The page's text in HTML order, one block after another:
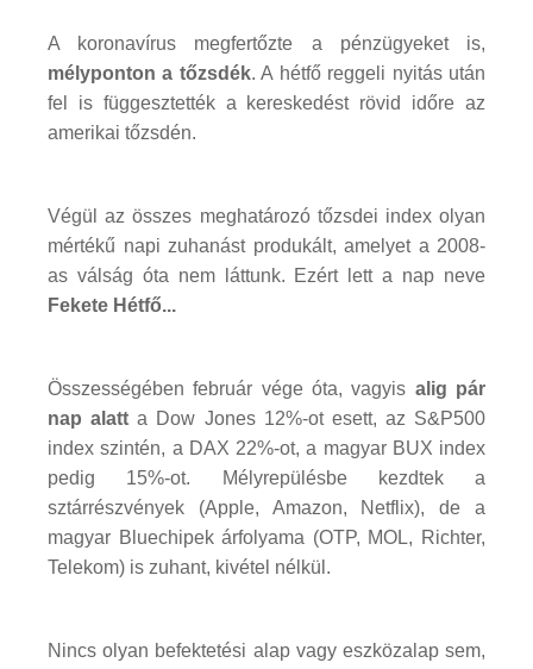
A koronavírus megfertőzte a pénzügyeket is,
mélyponton a tőzsdék. A hétfő reggeli nyitás után
fel is függesztették a kereskedést rövid időre az
amerikai tőzsdén.
Végül az összes meghatározó tőzsdei index olyan
mértékű napi zuhanást produkált, amelyet a 2008-
as válság óta nem láttunk. Ezért lett a nap neve
Fekete Hétfő...
Összességében február vége óta, vagyis alig pár
nap alatt a Dow Jones 12%-ot esett, az S&P500
index szintén, a DAX 22%-ot, a magyar BUX index
pedig 15%-ot. Mélyrepülésbe kezdtek a
sztárrészvények (Apple, Amazon, Netflix), de a
magyar Bluechipek árfolyama (OTP, MOL, Richter,
Telekom) is zuhant, kivétel nélkül.
Nincs olyan befektetési alap vagy eszközalap sem,